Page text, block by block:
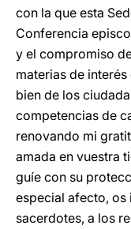
con la que esta
Conferencia
y el compromiso
materias de
bien de los
competencias de
renovando mi
amada en vuestra
guíe con su
especial afecto,
sacerdotes, a los